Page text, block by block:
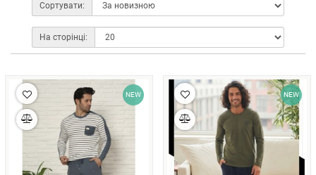
Сортувати:
На сторінці:
NEW NEW